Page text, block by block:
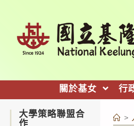
關於基女 行
>
大學策略聯盟合
作